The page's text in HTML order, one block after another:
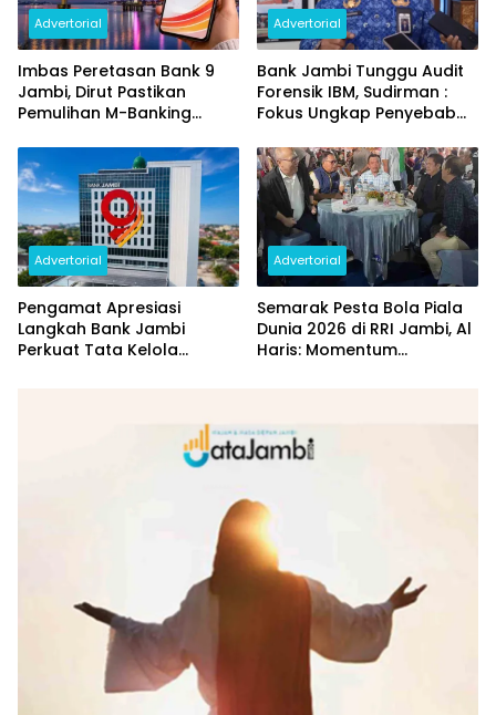
Advertorial
Imbas Peretasan Bank 9
Jambi, Dirut Pastikan
Pemulihan M-Banking
Advertorial
Bank Jambi Tunggu Audit
Forensik IBM, Sudirman :
Fokus Ungkap Penyebab
Rp144 Miliar
Advertorial
Pengamat Apresiasi
Langkah Bank Jambi
Perkuat Tata Kelola
Advertorial
Semarak Pesta Bola Piala
Dunia 2026 di RRI Jambi, Al
Haris: Momentum